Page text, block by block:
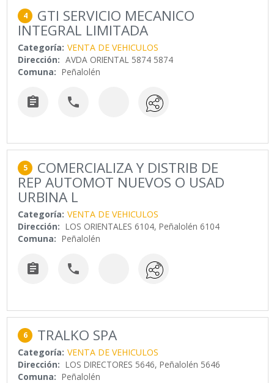
4 GTI SERVICIO MECANICO
INTEGRAL LIMITADA
Categoría: VENTA DE VEHICULOS
Dirección: AVDA ORIENTAL 5874 5874
Comuna: Peñalolén
 
5 COMERCIALIZA Y DISTRIB DE
REP AUTOMOT NUEVOS O USAD
URBINA L
Categoría: VENTA DE VEHICULOS
Dirección: LOS ORIENTALES 6104, Peñalolén 6104
Comuna: Peñalolén
 
6 TRALKO SPA
Categoría: VENTA DE VEHICULOS
Dirección: LOS DIRECTORES 5646, Peñalolén 5646
Comuna: Peñalolén